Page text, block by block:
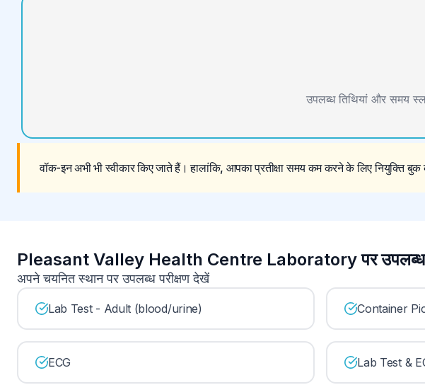
उपलब्ध तिथियां और समय
वॉक-इन अभी भी स्वीकार किए जाते हैं। हालांकि, आपका प्रतीक्षा समय कम करने के लिए नियुक्ति
Pleasant Valley Health Centre Laboratory पर उपलब्ध
अपने चयनित स्थान पर उपलब्ध परीक्षण देखें
Lab Test - Adult (blood/urine) Container
ECG Lab Test &